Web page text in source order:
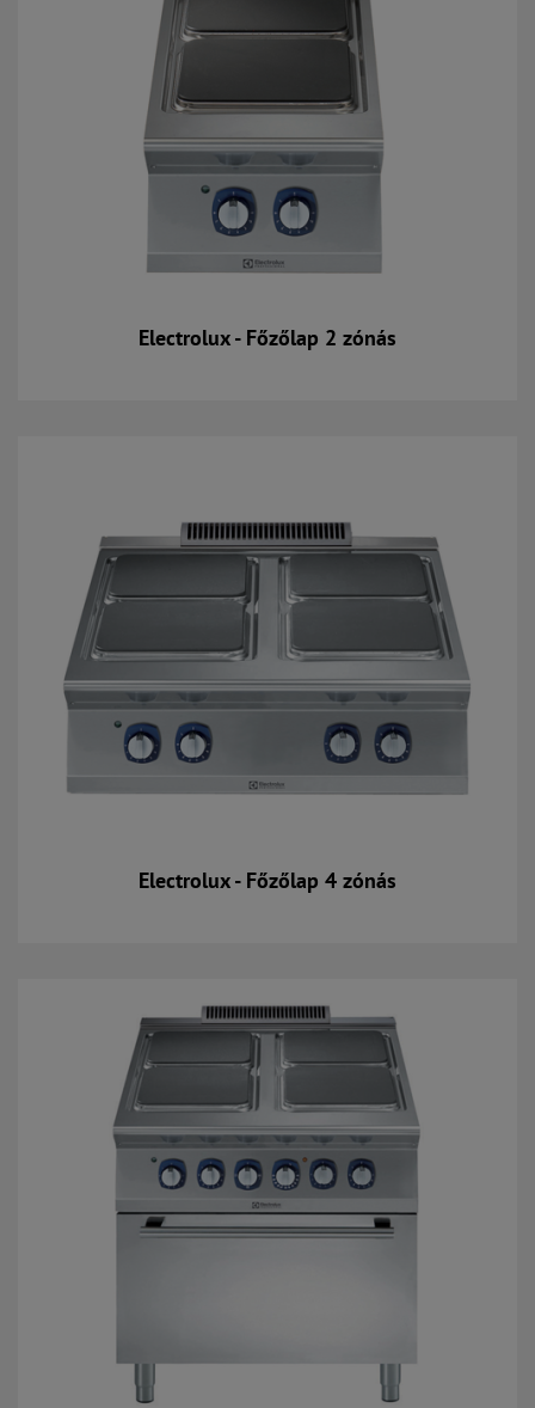
Electrolux - Főzőlap 2 zónás
Electrolux - Főzőlap 4 zónás